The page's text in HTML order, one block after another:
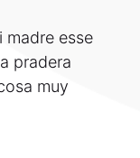
madre esse
pradera
muy